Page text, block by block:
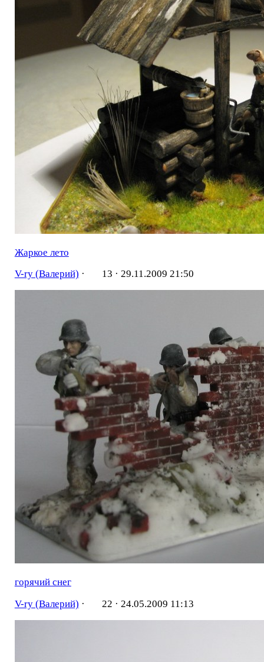
Жаркое лето
V-ry (Валерий) · 13 · 29.11.2009 21:50
горячий снег
V-ry (Валерий) · 22 · 24.05.2009 11:13